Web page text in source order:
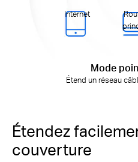
Internet
Mode
Étend un réseau
Étendez
couverture